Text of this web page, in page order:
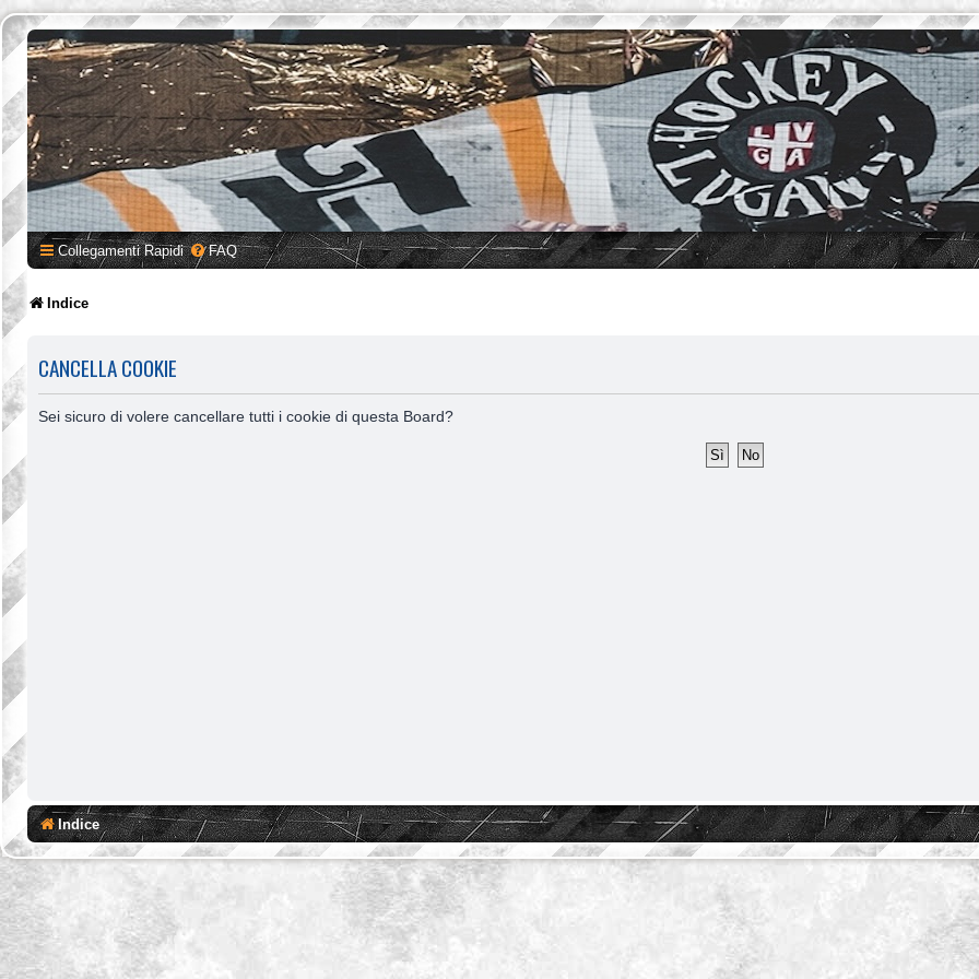
Collegamenti Rapidi FAQ
Indice
CANCELLA COOKIE
Sei sicuro di volere cancellare tutti i cookie di questa Board?
Indice